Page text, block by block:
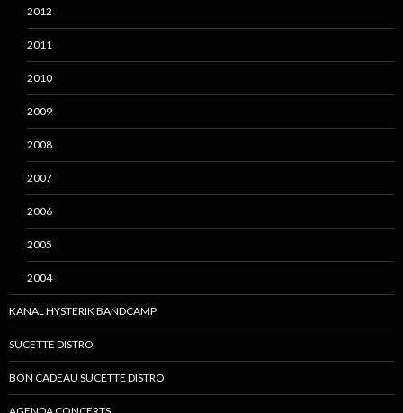
2012
2011
2010
2009
2008
2007
2006
2005
2004
KANAL HYSTERIK BANDCAMP
SUCETTE DISTRO
BON CADEAU SUCETTE DISTRO